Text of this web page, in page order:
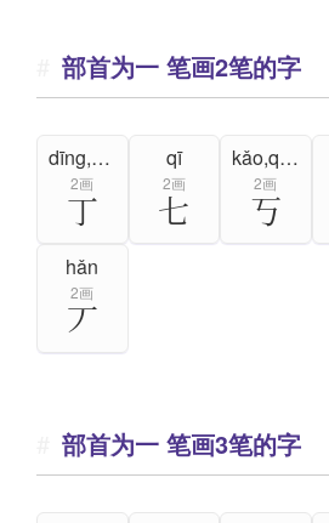
部首为一 笔画2笔的字
dīng,zhēng
2画
丁
qī
2画
七
kǎo,qiǎo,yú
2画
丂
hǎn
2画
丆
部首为一 笔画3笔的字